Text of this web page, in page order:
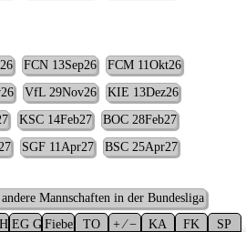
FCN 13Sep26
FCM 11Okt26
VfL 29Nov26
KIE 13Dez26
KSC 14Feb27
BOC 28Feb27
SGF 11Apr27
BSC 25Apr27
Mannschaften in der Bundesliga
EG GastFieber TO + ⁄ − KA FK
SP